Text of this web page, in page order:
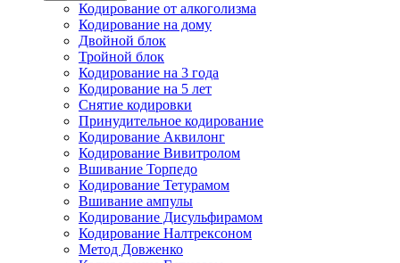
Кодирование от алкоголизма
Кодирование на дому
Двойной блок
Тройной блок
Кодирование на 3 года
Кодирование на 5 лет
Снятие кодировки
Принудительное кодирование
Кодирование Аквилонг
Кодирование Вивитролом
Вшивание Торпедо
Кодирование Тетурамом
Вшивание ампулы
Кодирование Дисульфирамом
Кодирование Налтрексоном
Метод Довженко